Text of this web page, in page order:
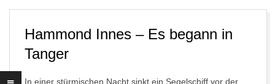
Hammond Innes – Es begann in
Tanger
In einer stürmischen Nacht sinkt ein Segelschiff vor der